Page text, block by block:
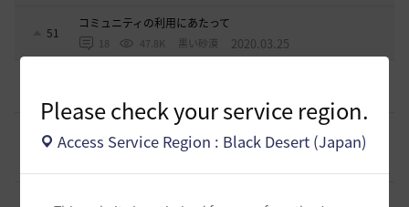
Please check your service region.
Access Service Region : Black Desert (Japan)
51
コミュニティの利用にあたって
18 47.8K 黒い砂漠 2020.03.25
0
【Esprit -エスプリ-】ギルドメンバー募集中🎵
自由度高めなギルドです！青の戦場⚓参戦中！！